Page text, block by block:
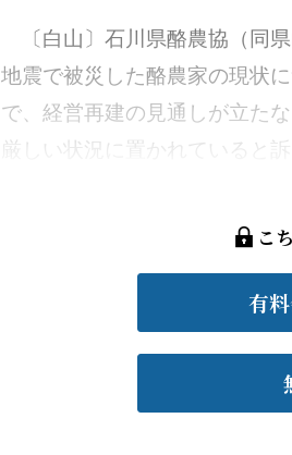
〔白山〕石川県酪農協（同
地震で被災した酪農家の現状
で、経営再建の見通しが立た
厳しい状況に置かれていると
こ
有